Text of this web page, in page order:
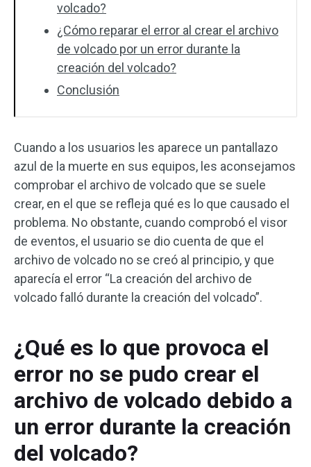
volcado?
¿Cómo reparar el error al crear el archivo
de volcado por un error durante la
creación del volcado?
Conclusión
Cuando a los usuarios les aparece un pantallazo
azul de la muerte en sus equipos, les aconsejamos
comprobar el archivo de volcado que se suele
crear, en el que se refleja qué es lo que causado el
problema. No obstante, cuando comprobó el visor
de eventos, el usuario se dio cuenta de que el
archivo de volcado no se creó al principio, y que
aparecía el error “La creación del archivo de
volcado falló durante la creación del volcado”.
¿Qué es lo que provoca el
error no se pudo crear el
archivo de volcado debido a
un error durante la creación
del volcado?